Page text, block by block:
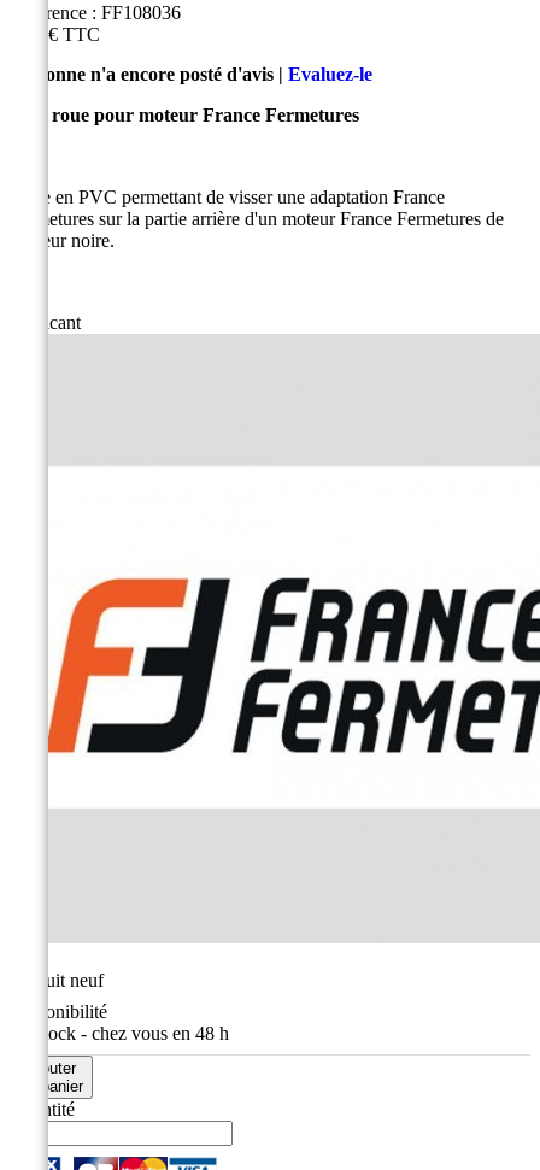
Référence : FF108036
5,40 € TTC
Personne n'a encore posté d'avis | Evaluez-le
Stop roue pour moteur France Fermetures
Pièce en PVC permettant de visser une adaptation France
Fermetures sur la partie arrière d'un moteur France Fermetures de
couleur noire.
Fabricant
Produit neuf
Disponibilité
En stock - chez vous en 48 h
Ajouter
au panier
Quantité